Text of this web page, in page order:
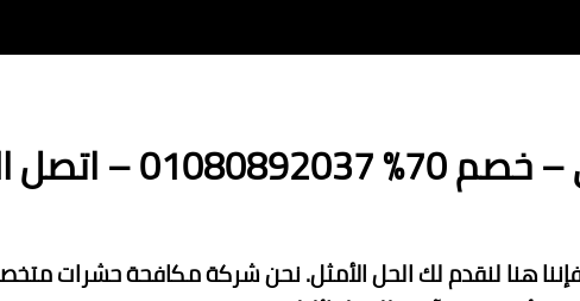
اتصل الآن
هنا لنقدم لك الحل الأمثل. نحن شركة مكافحة حشرات